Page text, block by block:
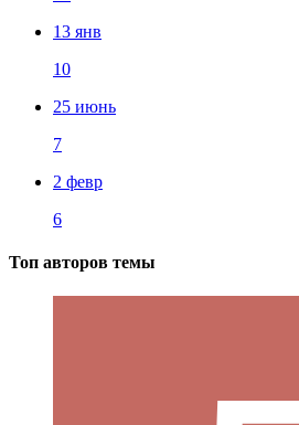
13 янв
10
25 июнь
7
2 февр
6
Топ авторов темы